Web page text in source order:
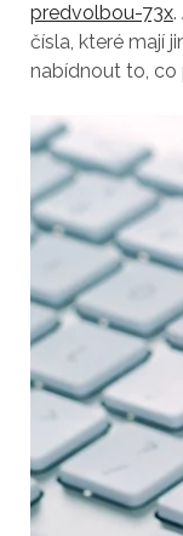
predvolbou-73x.
čísla, které mají
nabídnout to, co